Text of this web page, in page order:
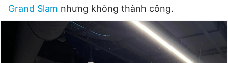
Đọc Thanh Niên trên điện thoại
Grand Slam nhưng không thành công.